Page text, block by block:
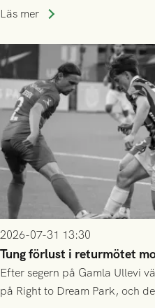
speltid i Hestrafors genom
Läs mer
2026-07-31 13:30
Tung förlust i returmötet
Efter segern på Gamla Ullevi
på Right to Dream Park, och